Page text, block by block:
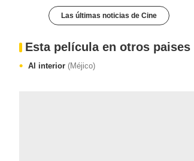
Las últimas noticias de Cine
Esta película en otros paises
Al interior (Méjico)